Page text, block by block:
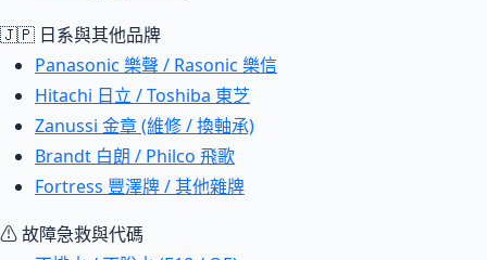
🇯🇵 日系與其他品牌
Panasonic 樂聲 / Rasonic 樂信
Hitachi 日立 / Toshiba 東芝
Zanussi 金章 (維修 / 換軸承)
Brandt 白朗 / Philco 飛歌
Fortress 豐澤牌 / 其他雜牌
⚠ 故障急救與代碼